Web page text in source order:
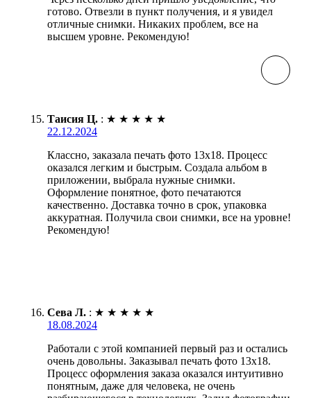
готово. Отвезли в пункт получения, и я увидел
отличные снимки. Никаких проблем, все на
высшем уровне. Рекомендую!
Таисия Ц. : ★ ★ ★ ★ ★
22.12.2024
Классно, заказала печать фото 13х18. Процесс
оказался легким и быстрым. Создала альбом в
приложении, выбрала нужные снимки.
Оформление понятное, фото печатаются
качественно. Доставка точно в срок, упаковка
аккуратная. Получила свои снимки, все на уровне!
Рекомендую!
Сева Л. : ★ ★ ★ ★ ★
18.08.2024
Работали с этой компанией первый раз и остались
очень довольны. Заказывал печать фото 13х18.
Процесс оформления заказа оказался интуитивно
понятным, даже для человека, не очень